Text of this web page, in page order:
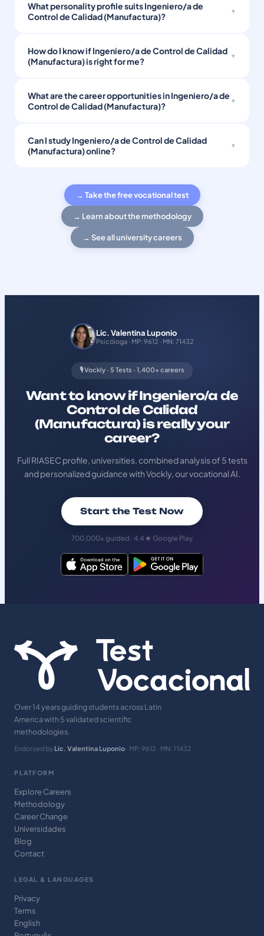
What personality profile suits Ingeniero/a de
Control de Calidad (Manufactura)?
How do I know if Ingeniero/a de Control de Calidad
(Manufactura) is right for me?
What are the career opportunities in Ingeniero/a de
Control de Calidad (Manufactura)?
Can I study Ingeniero/a de Control de Calidad
(Manufactura) online?
→ Take the free vocational test
→ Learn about the methodology
→ See all university careers
Lic. Valentina Luponio
Psicóloga · MP: 9612 · MN: 71432
🎙️ Vockly · 5 Tests · 1,400+ careers
Want to know if Ingeniero/a de
Control de Calidad
(Manufactura) is really your
career?
Full RIASEC profile, universities, combined analysis of 5 tests
and personalized guidance with Vockly, our vocational AI.
Start the Test Now
700,000+ guided · 4.4 ★ Google Play
Over 14 years guiding students across Latin
America with 5 validated scientific
methodologies.
Endorsed by Lic. Valentina Luponio · MP: 9612 · MN: 71432
PLATFORM
Explore Careers
Methodology
Career Change
Universidades
Blog
Contact
LEGAL & LANGUAGES
Privacy
Terms
English